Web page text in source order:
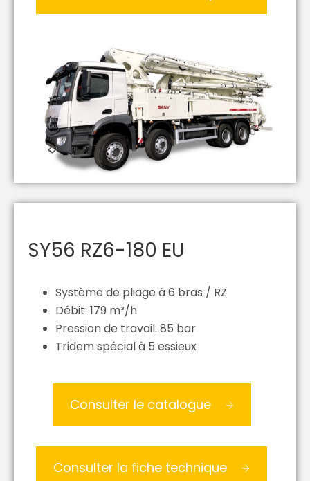
SY56 RZ6-180 EU
Système de pliage à 6 bras / RZ
Débit: 179 m³/h
Pression de travail: 85 bar
Tridem spécial à 5 essieux
Consulter le catalogue
Consulter la fiche technique